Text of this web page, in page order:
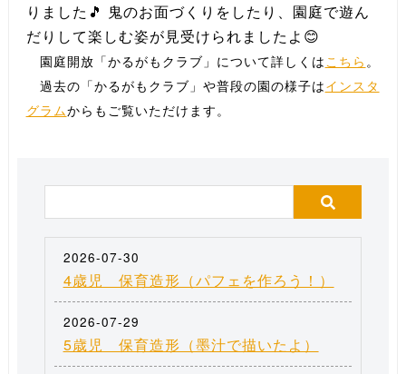
りました🎵 鬼のお面づくりをしたり、園庭で遊ん
だりして楽しむ姿が見受けられましたよ😊
園庭開放「かるがもクラブ」について詳しくはこちら 。
過去の「かるがもクラブ」や普段の園の様子はインスタ
グラムからもご覧いただけます。
2026-07-30
4歳児 保育造形（パフェを作ろう！）
2026-07-29
5歳児 保育造形（墨汁で描いたよ）